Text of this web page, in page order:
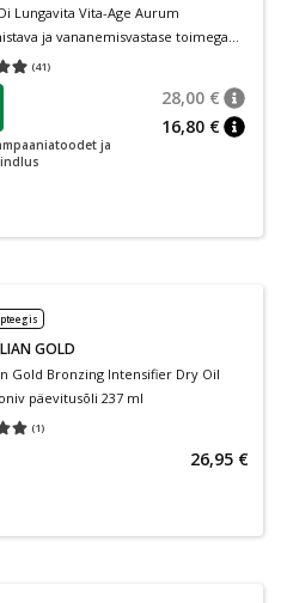
Lungavita Vita-Age Aurum
ja vananemisvastase toimega
30 ml
(41)
4.95
ja
28,00 €
16,80 €
GOLD
Gold Bronzing Intensifier Dry Oil
päevitusõli 237 ml
(1)5.00
26,95 €